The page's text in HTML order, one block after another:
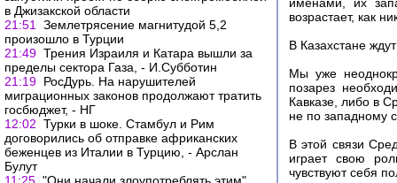
в Джизакской области
21:51
Землетрясение магнитудой 5,2
произошло в Турции
21:49 Трения Израиля и Катара вышли за
пределы сектора Газа, - И.Субботин
21:19 РосДурь. На нарушителей
миграционных законов продолжают тратить
госбюджет, - НГ
12:02 Турки в шоке. Стамбул и Рим
договорились об отправке африканских
беженцев из Италии в Турцию, - Арслан
Булут
возрастает, как
В Казахстане
Мы уже
позарез
Кавказе, либо в
не по западному
В этой связи
играет свою
чувствуют себя